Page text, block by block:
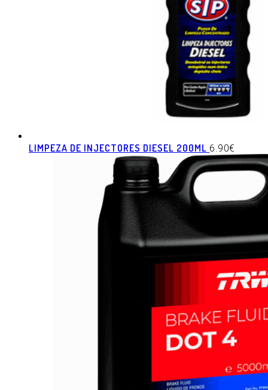
LIMPEZA DE INJECTORES DIESEL 200ML 6.90€